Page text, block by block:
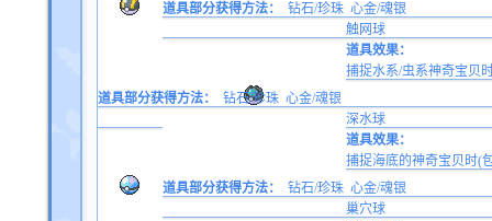
道具部分获得方法：
钻石/珍珠 心金/魂银
触网球
道具效果：
捕捉水系/虫系神奇宝贝
道具部分获得方法：
钻石/珍珠 心金/魂银
深水球
道具效果：
捕捉海底的神奇宝贝时(
道具部分获得方法：
钻石/珍珠 心金/魂银
巢穴球